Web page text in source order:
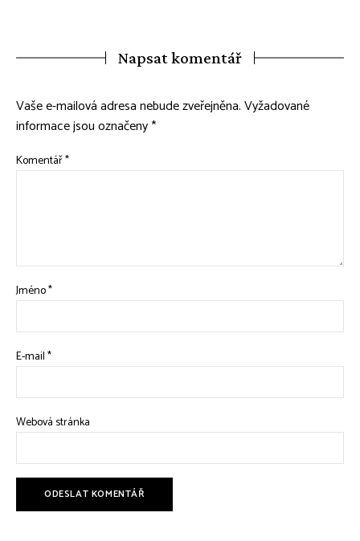
Napsat komentář
Vaše e-mailová adresa nebude zveřejněna.Vyžadované
informace jsou označeny*
Komentář*
Jméno*
E-mail*
Webová stránka